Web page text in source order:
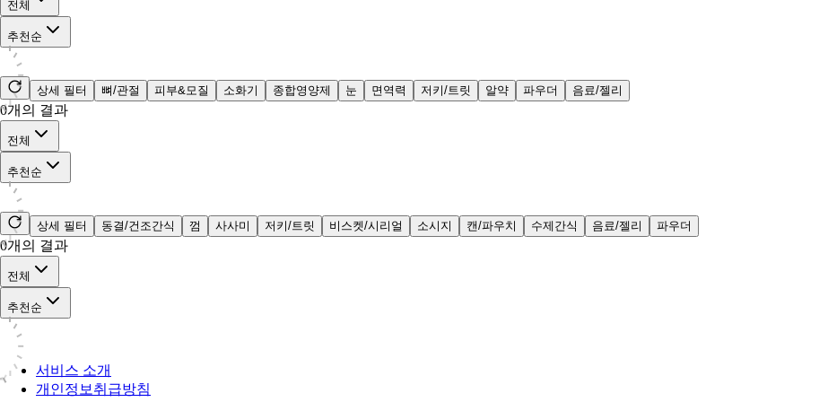
전체
추천순
상세 필터 뼈/관절 피부&모질 소화기 종합영양제 눈 면역력 저키/트릿 알약 파우더 음료/젤리
0개의 결과
전체
추천순
상세 필터 동결/건조간식 껌 사사미 저키/트릿 비스켓/시리얼 소시지 캔/파우치 수제간식 음료/젤리 파우더
0개의 결과
전체
추천순
서비스 소개
개인정보취급방침